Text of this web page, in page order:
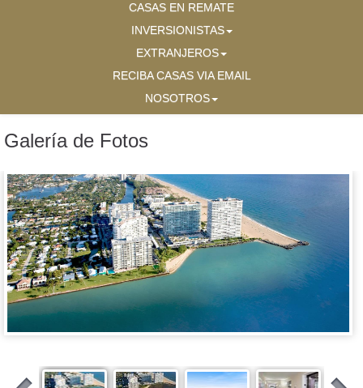
CASAS EN REMATE
INVERSIONISTAS
EXTRANJEROS
RECIBA CASAS VIA EMAIL
NOSOTROS
Galería de Fotos